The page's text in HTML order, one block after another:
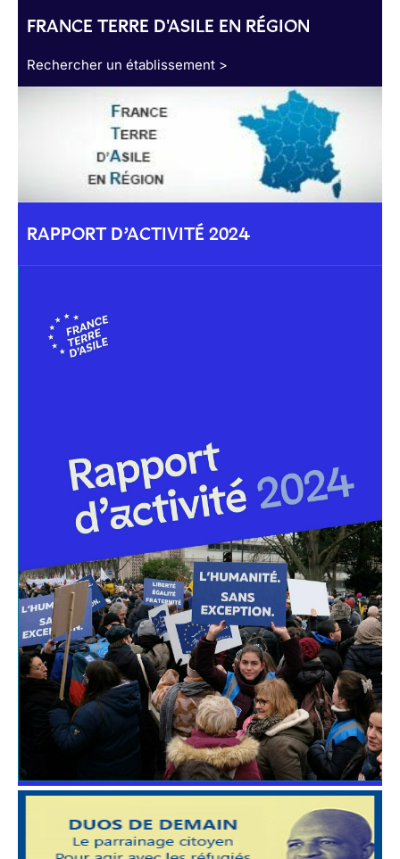
FRANCE TERRE D'ASILE EN RÉGION
Rechercher un établissement >
RAPPORT D’ACTIVITÉ 2024